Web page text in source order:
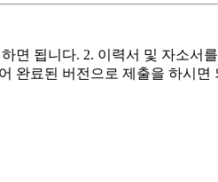
면 됩니다. 2. 이력서 및 자소서
완료된 버전으로 제출을 하시